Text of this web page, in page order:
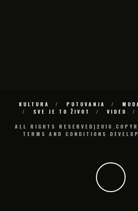
KULTURA PUTOVANJA
SVE JE TO ŽIVOT
VIDEO
ALL RIGHTS
TERMS AND CONDITIONS